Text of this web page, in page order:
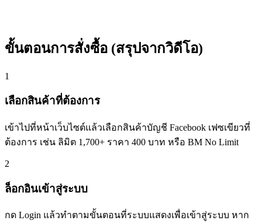
ขั้นตอนการสั่งซื้อ (สรุปจากวิดีโอ)
1
เลือกสินค้าที่ต้องการ
เข้าไปที่หน้าเว็บไซต์แล้วเลือกสินค้าบัญชี Facebook เฟซเขียวที่
ต้องการ เช่น ลิมิต 1,700+ ราคา 400 บาท หรือ BM No Limit
2
ล็อกอินเข้าสู่ระบบ
กด Login แล้วทำตามขั้นตอนที่ระบบแสดงเพื่อเข้าสู่ระบบ หาก